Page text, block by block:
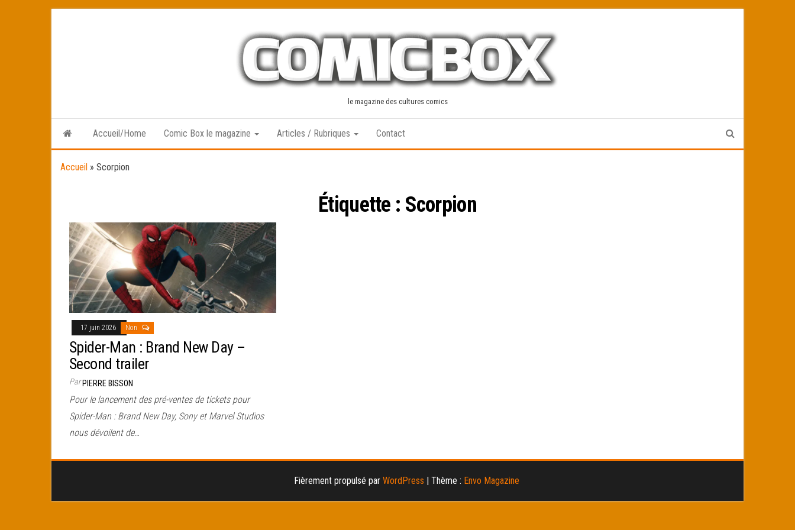
le magazine des cultures comics
Accueil/Home Comic Box le magazine Articles / Rubriques Contact
Accueil » Scorpion
Étiquette : Scorpion
17 juin 2026 Non
Spider-Man : Brand New Day –
Second trailer
ParPIERRE BISSON
Pour le lancement des pré-ventes de tickets pour
Spider-Man : Brand New Day, Sony et Marvel Studios
nous dévoilent de…
Fièrement propulsé par WordPress | Thème : Envo Magazine